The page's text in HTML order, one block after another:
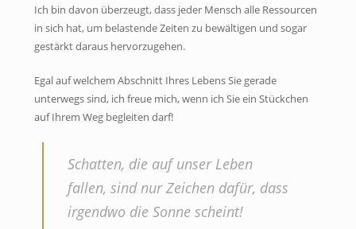
Ich bin davon überzeugt, dass jeder Mensch alle Ressourcen
in sich hat, um belastende Zeiten zu bewältigen und sogar
gestärkt daraus hervorzugehen.
Egal auf welchem Abschnitt Ihres Lebens Sie gerade
unterwegs sind, ich freue mich, wenn ich Sie ein Stückchen
auf Ihrem Weg begleiten darf!
Schatten, die auf unser Leben
fallen, sind nur Zeichen dafür, dass
irgendwo die Sonne scheint!